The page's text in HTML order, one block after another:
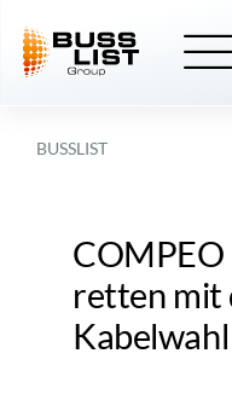
content
BUSSLIST
COMPEO
retten mit